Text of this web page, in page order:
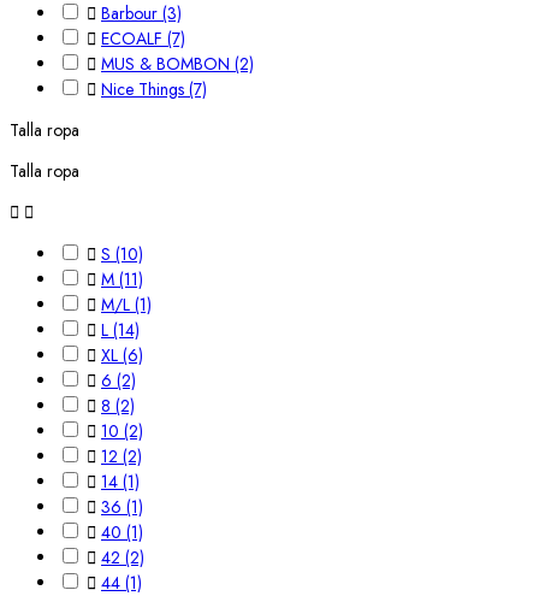
 Barbour (3)
 ECOALF (7)
 MUS & BOMBON (2)
 Nice Things (7)
Talla ropa
Talla ropa
 
 S (10)
 M (11)
 M/L (1)
 L (14)
 XL (6)
 6 (2)
 8 (2)
 10 (2)
 12 (2)
 14 (1)
 36 (1)
 40 (1)
 42 (2)
 44 (1)